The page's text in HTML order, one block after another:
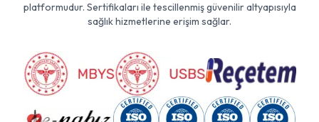
platformudur. Sertifikaları ile tescillenmiş güvenilir altyapısıyla
sağlık hizmetlerine erişim sağlar.